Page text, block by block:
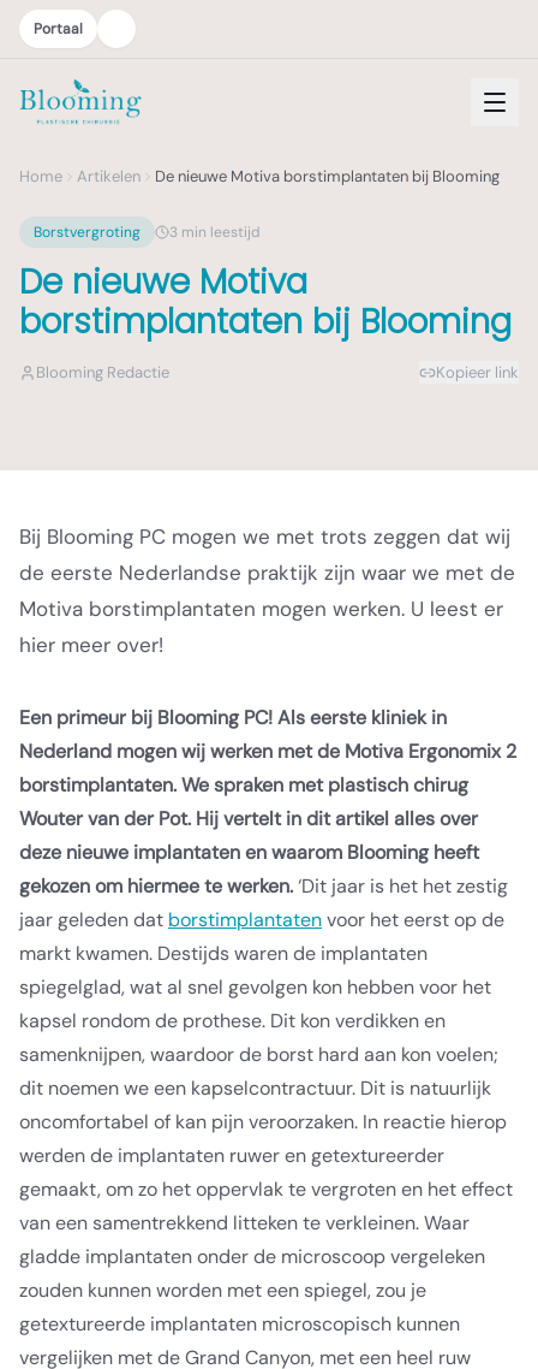
Portaal
Home Artikelen De nieuwe Motiva borstimplantaten bij Blooming
Borstvergroting 3 min leestijd
De nieuwe Motiva
borstimplantaten bij Blooming
Blooming Redactie Kopieer link
Bij Blooming PC mogen we met trots zeggen dat wij
de eerste Nederlandse praktijk zijn waar we met de
Motiva borstimplantaten mogen werken. U leest er
hier meer over!
Een primeur bij Blooming PC! Als eerste kliniek in
Nederland mogen wij werken met de Motiva Ergonomix 2
borstimplantaten. We spraken met plastisch chirug
Wouter van der Pot. Hij vertelt in dit artikel alles over
deze nieuwe implantaten en waarom Blooming heeft
gekozen om hiermee te werken.‘Dit jaar is het het zestig
jaar geleden dat borstimplantatenvoor het eerst op de
markt kwamen. Destijds waren de implantaten
spiegelglad, wat al snel gevolgen kon hebben voor het
kapsel rondom de prothese. Dit kon verdikken en
samenknijpen, waardoor de borst hard aan kon voelen;
dit noemen we een kapselcontractuur. Dit is natuurlijk
oncomfortabel of kan pijn veroorzaken. In reactie hierop
werden de implantaten ruwer en getextureerder
gemaakt, om zo het oppervlak te vergroten en het effect
van een samentrekkend litteken te verkleinen. Waar
gladde implantaten onder de microscoop vergeleken
zouden kunnen worden met een spiegel, zou je
getextureerde implantaten microscopisch kunnen
vergelijken met de Grand Canyon, met een heel ruw